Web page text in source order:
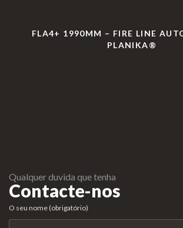
FLA4+ 1990MM – FIRE LINE
PLANIKA®
Qualquer duvida que tenha
Contacte-nos
O seu nome (obrigatório)